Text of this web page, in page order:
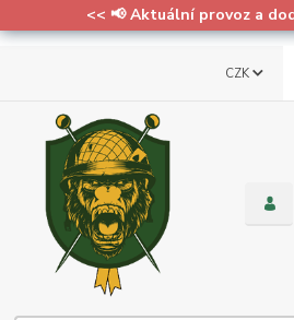
<< 📢 Aktuální provoz a
CZK